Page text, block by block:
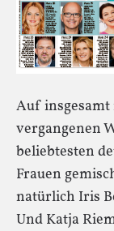
Auf
vergangenen
beliebtesten
Frauen
natürlich Iris
Und Katja